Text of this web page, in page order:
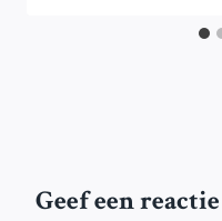
Geef een reactie